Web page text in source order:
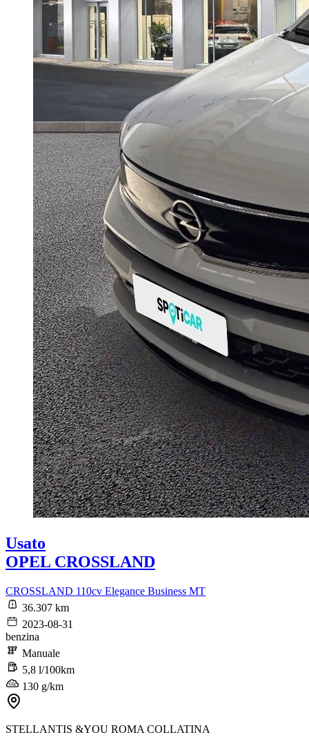
Usato
OPEL CROSSLAND
CROSSLAND 110cv Elegance Business MT
36.307 km
2023-08-31
benzina
Manuale
5,8 l/100km
130 g/km
STELLANTIS &YOU ROMA COLLATINA